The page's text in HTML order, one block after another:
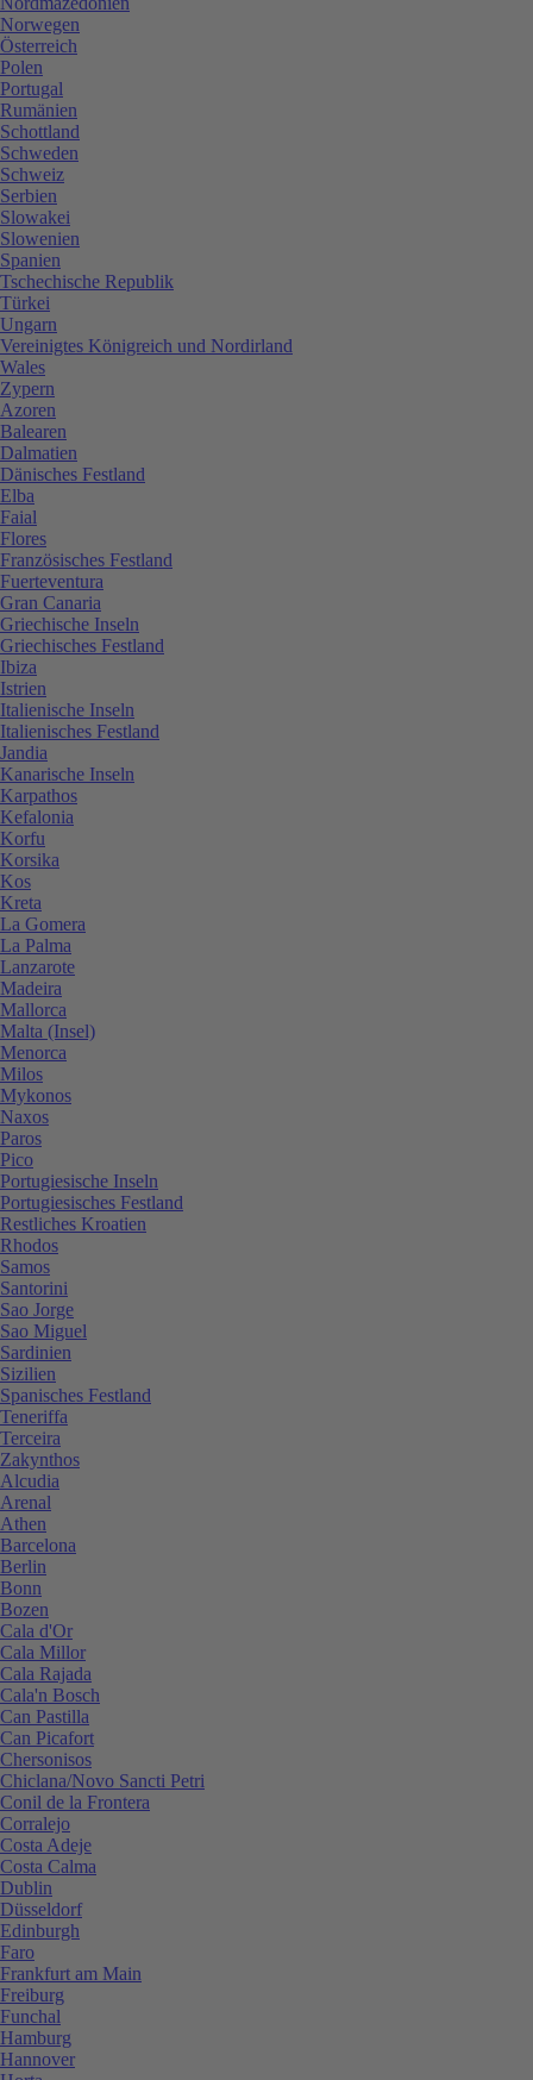
Norwegen
Österreich
Polen
Portugal
Rumänien
Schottland
Schweden
Schweiz
Serbien
Slowakei
Slowenien
Spanien
Tschechische Republik
Türkei
Ungarn
Vereinigtes Königreich und Nordirland
Wales
Zypern
Azoren
Balearen
Dalmatien
Dänisches Festland
Elba
Faial
Flores
Französisches Festland
Fuerteventura
Gran Canaria
Griechische Inseln
Griechisches Festland
Ibiza
Istrien
Italienische Inseln
Italienisches Festland
Jandia
Kanarische Inseln
Karpathos
Kefalonia
Korfu
Korsika
Kos
Kreta
La Gomera
La Palma
Lanzarote
Madeira
Mallorca
Malta (Insel)
Menorca
Milos
Mykonos
Naxos
Paros
Pico
Portugiesische Inseln
Portugiesisches Festland
Restliches Kroatien
Rhodos
Samos
Santorini
Sao Jorge
Sao Miguel
Sardinien
Sizilien
Spanisches Festland
Teneriffa
Terceira
Zakynthos
Alcudia
Arenal
Athen
Barcelona
Berlin
Bonn
Bozen
Cala d'Or
Cala Millor
Cala Rajada
Cala'n Bosch
Can Pastilla
Can Picafort
Chersonisos
Chiclana/Novo Sancti Petri
Conil de la Frontera
Corralejo
Costa Adeje
Costa Calma
Dublin
Düsseldorf
Edinburgh
Faro
Frankfurt am Main
Freiburg
Funchal
Hamburg
Hannover